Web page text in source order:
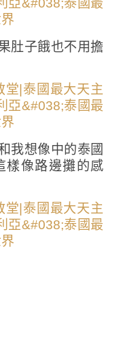
肚子餓也不用擔
我想像中的泰國
樣像路邊攤的感